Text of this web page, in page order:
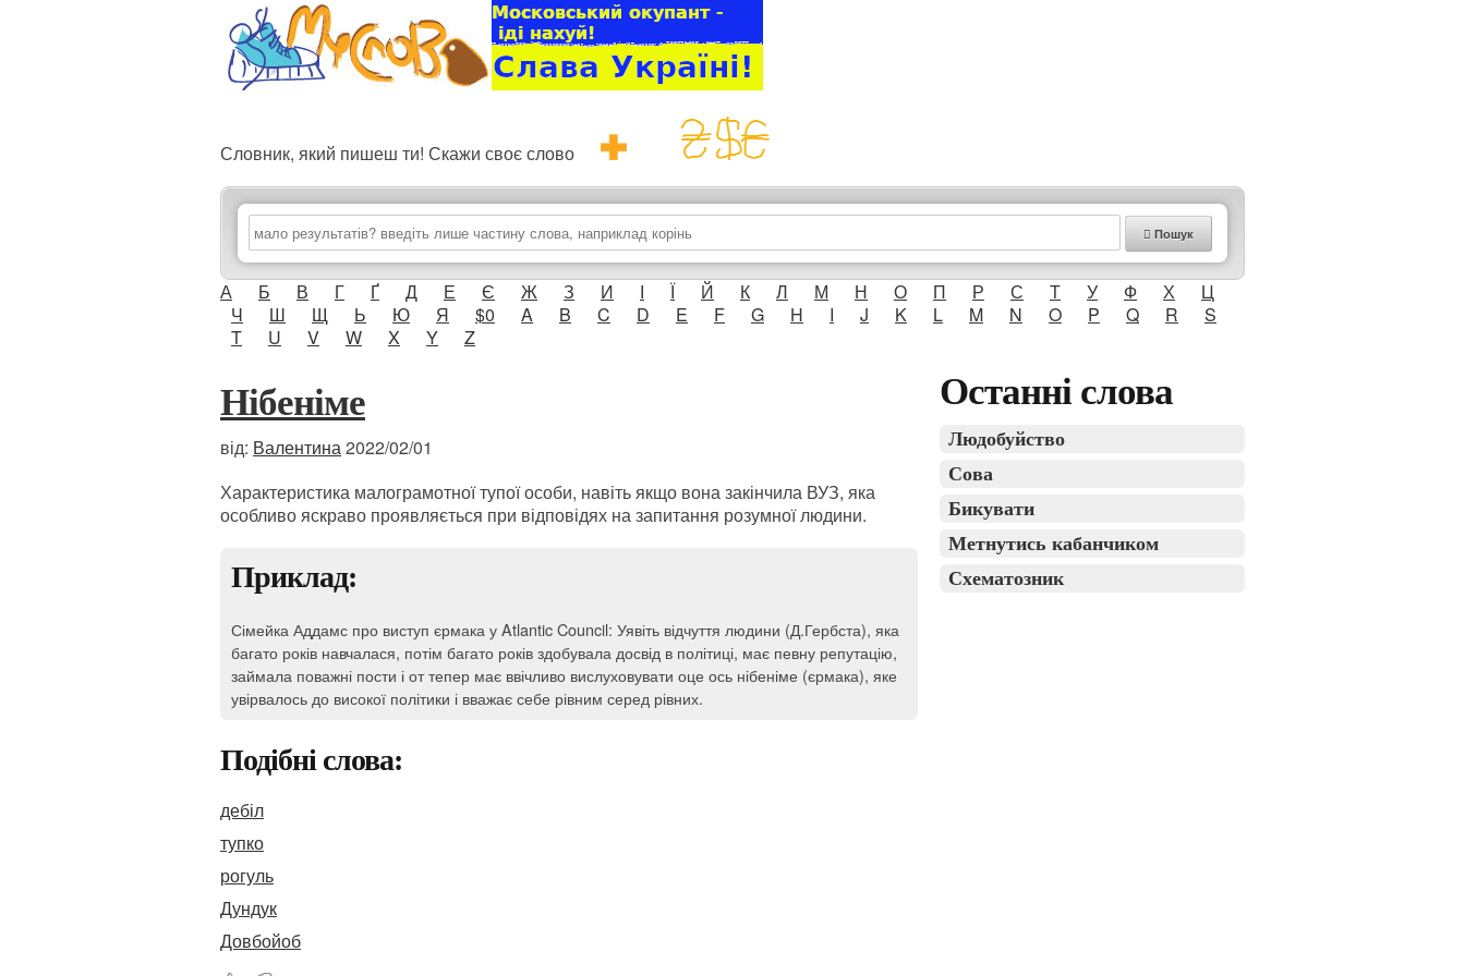
Словник, який пишеш ти! Скажи своє слово
Пошук
А Б В Г Ґ Д Е Є Ж З И І Ї Й К Л М Н О П Р С Т У Ф Х
Ц
Ч
Ш Щ Ь Ю Я $0 A B C D E F G H I J K L M N O P Q R
S
T
U V W X Y Z
Нібеніме
від: Валентина2022/02/01
Характеристика малограмотної тупої особи, навіть якщо вона закінчила ВУЗ, яка
особливо яскраво проявляється при відповідях на запитання розумної людини.
Приклад:
Сімейка Аддамс про виступ єрмака у Atlantic Council: Уявіть відчуття людини (Д.Гербста), яка
багато років навчалася, потім багато років здобувала досвід в політиці, має певну репутацію,
займала поважні пости і от тепер має ввічливо вислуховувати оце ось нібеніме (єрмака), яке
увірвалось до високої політики і вважає себе рівним серед рівних.
Подібні слова:
дебіл
тупко
рогуль
Дундук
Довбойоб
Останні слова
Людобуйство
Сова
Бикувати
Метнутись кабанчиком
Схематозник